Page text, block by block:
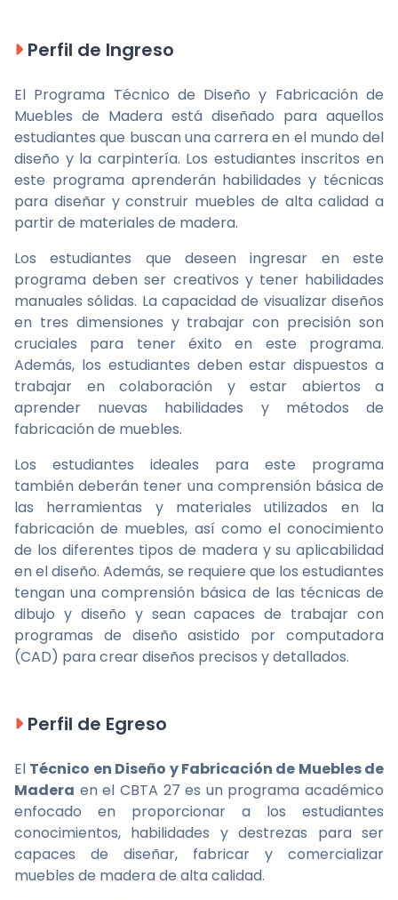
Perfil de Ingreso
El Programa Técnico de Diseño y Fabricación de
Muebles de Madera está diseñado para aquellos
estudiantes que buscan una carrera en el mundo del
diseño y la carpintería. Los estudiantes inscritos en
este programa aprenderán habilidades y técnicas
para diseñar y construir muebles de alta calidad a
partir de materiales de madera.
Los estudiantes que deseen ingresar en este
programa deben ser creativos y tener habilidades
manuales sólidas. La capacidad de visualizar diseños
en tres dimensiones y trabajar con precisión son
cruciales para tener éxito en este programa.
Además, los estudiantes deben estar dispuestos a
trabajar en colaboración y estar abiertos a
aprender nuevas habilidades y métodos de
fabricación de muebles.
Los estudiantes ideales para este programa
también deberán tener una comprensión básica de
las herramientas y materiales utilizados en la
fabricación de muebles, así como el conocimiento
de los diferentes tipos de madera y su aplicabilidad
en el diseño. Además, se requiere que los estudiantes
tengan una comprensión básica de las técnicas de
dibujo y diseño y sean capaces de trabajar con
programas de diseño asistido por computadora
(CAD) para crear diseños precisos y detallados.
Perfil de Egreso
El Técnico en Diseño y Fabricación de Muebles de
Madera en el CBTA 27 es un programa académico
enfocado en proporcionar a los estudiantes
conocimientos, habilidades y destrezas para ser
capaces de diseñar, fabricar y comercializar
muebles de madera de alta calidad.